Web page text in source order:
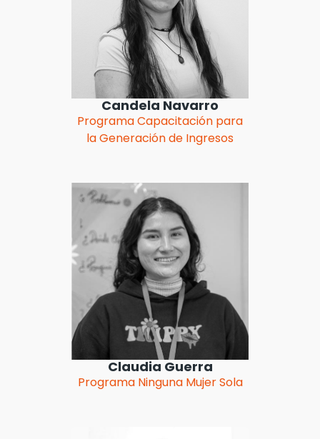
Candela Navarro
Programa Capacitación para
la Generación de Ingresos
Claudia Guerra
Programa Ninguna Mujer Sola